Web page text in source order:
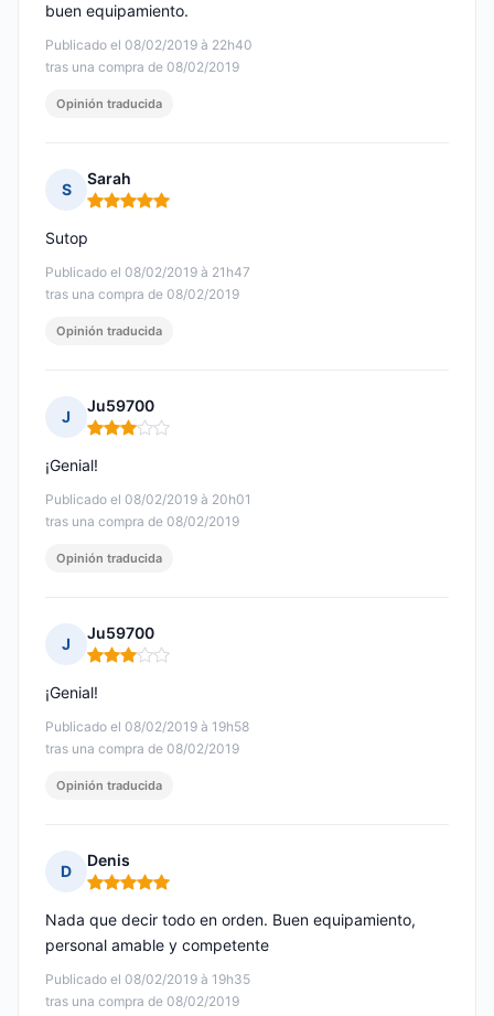
Publicado el 08/02/2019 à 22h40
tras una compra de 08/02/2019
buen equipamiento.
Opinión traducida
S
Sarah
Nota: 5 de 5
Publicado el 08/02/2019 à 21h47
tras una compra de 08/02/2019
Sutop
Opinión traducida
J
Ju59700
Nota: 3 de 5
Publicado el 08/02/2019 à 20h01
tras una compra de 08/02/2019
¡Genial!
Opinión traducida
J
Ju59700
Nota: 3 de 5
Publicado el 08/02/2019 à 19h58
tras una compra de 08/02/2019
¡Genial!
Opinión traducida
D
Denis
Nota: 5 de 5
Publicado el 08/02/2019 à 19h35
tras una compra de 08/02/2019
Nada que decir todo en orden. Buen equipamiento,
personal amable y competente